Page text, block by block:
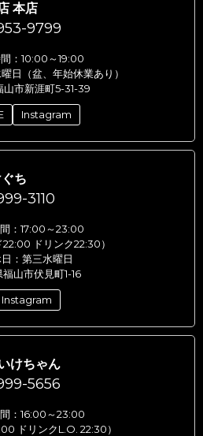
本店
9799
：10:00～19:00
日（盆、年始休業あり）
山市新涯町5-31-39
Instagram
ち
3110
：17:00～23:00
22:00 ドリンク22:30）
：第三水曜日
福山市伏見町1-16
Instagram
けちゃん
5656
：16:00～23:00
ドリンクL.O. 22:30）